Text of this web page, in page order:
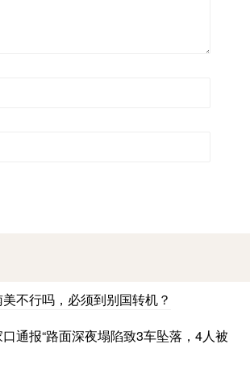
不行吗，必须到别国转机？
通报“路面深夜塌陷致3车坠落，4人被